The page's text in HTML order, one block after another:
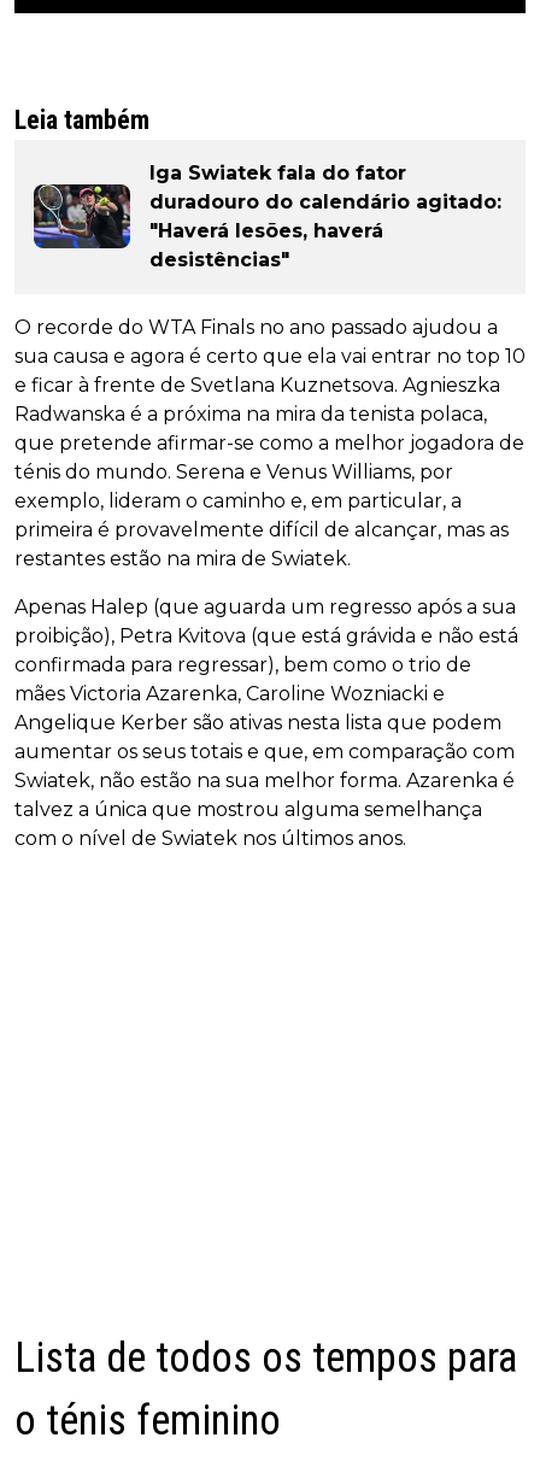
Leia também
Iga Swiatek fala do fator
duradouro do calendário agitado:
"Haverá lesões, haverá
desistências"
O recorde do WTA Finals no ano passado ajudou a
sua causa e agora é certo que ela vai entrar no top 10
e ficar à frente de Svetlana Kuznetsova. Agnieszka
Radwanska é a próxima na mira da tenista polaca,
que pretende afirmar-se como a melhor jogadora de
ténis do mundo. Serena e Venus Williams, por
exemplo, lideram o caminho e, em particular, a
primeira é provavelmente difícil de alcançar, mas as
restantes estão na mira de Swiatek.
Apenas Halep (que aguarda um regresso após a sua
proibição), Petra Kvitova (que está grávida e não está
confirmada para regressar), bem como o trio de
mães Victoria Azarenka, Caroline Wozniacki e
Angelique Kerber são ativas nesta lista que podem
aumentar os seus totais e que, em comparação com
Swiatek, não estão na sua melhor forma. Azarenka é
talvez a única que mostrou alguma semelhança
com o nível de Swiatek nos últimos anos.
Lista de todos os tempos para
o ténis feminino